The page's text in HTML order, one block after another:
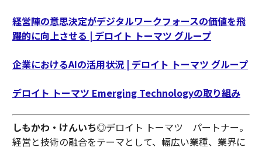
経営陣の意思決定がデジタルワークフォースの価値を飛
躍的に向上させる | デロイト トーマツ グループ
企業におけるAIの活用状況 | デロイト トーマツ グループ
デロイト トーマツ Emerging Technologyの取り組み
しもかわ・けんいち◎デロイト トーマツ パートナー。
経営と技術の融合をテーマとして、幅広い業種、業界に